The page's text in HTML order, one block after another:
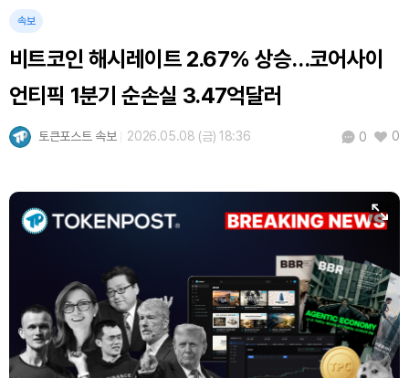
속보
비트코인 해시레이트 2.67% 상승…코어사이
언티픽 1분기 순손실 3.47억달러
토큰포스트 속보 2026.05.08 (금) 18:36 0 0